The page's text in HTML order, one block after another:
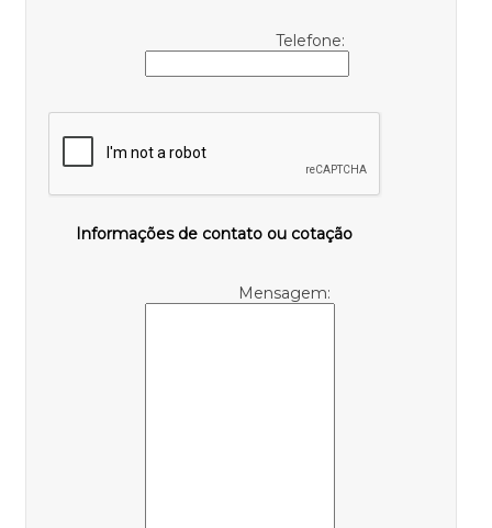
Telefone:
Informações de contato ou cotação
Mensagem: